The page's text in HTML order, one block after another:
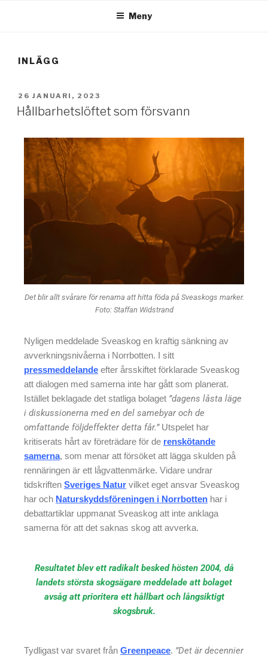
Meny
INLÄGG
26 JANUARI, 2023
Hållbarhetslöftet som försvann
Det blir allt svårare för renarna att hitta föda på Sveaskogs marker.
Foto: Staffan Widstrand
Nyligen meddelade Sveaskog en kraftig sänkning av
avverkningsnivåerna i Norrbotten. I sitt
pressmeddelande efter årsskiftet förklarade Sveaskog
att dialogen med samerna inte har gått som planerat.
Istället beklagade det statliga bolaget ”dagens låsta läge
i diskussionerna med en del samebyar och de
omfattande följdeffekter detta får.”Utspelet har
kritiserats hårt av företrädare för de renskötande
samerna, som menar att försöket att lägga skulden på
rennäringen är ett lågvattenmärke. Vidare undrar
tidskriften Sveriges Natur vilket eget ansvar Sveaskog
har och Naturskyddsföreningen i Norrbotten har i
debattartiklar uppmanat Sveaskog att inte anklaga
samerna för att det saknas skog att avverka.
Resultatet blev ett radikalt besked hösten 2004, då
landets största skogsägare meddelade att bolaget
avsåg att prioritera ett hållbart och långsiktigt
skogsbruk.
Tydligast var svaret från Greenpeace. ”Det är decennier